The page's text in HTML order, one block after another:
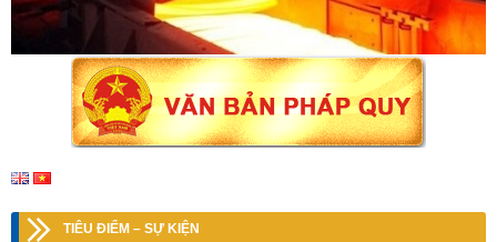
TIÊU ĐIỂM – SỰ KIỆN